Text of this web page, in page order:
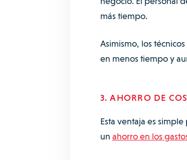
más tiempo.
Asimismo, los
en menos tiempo y
3. AHORRO DE
Esta ventaja es
un ahorro en los